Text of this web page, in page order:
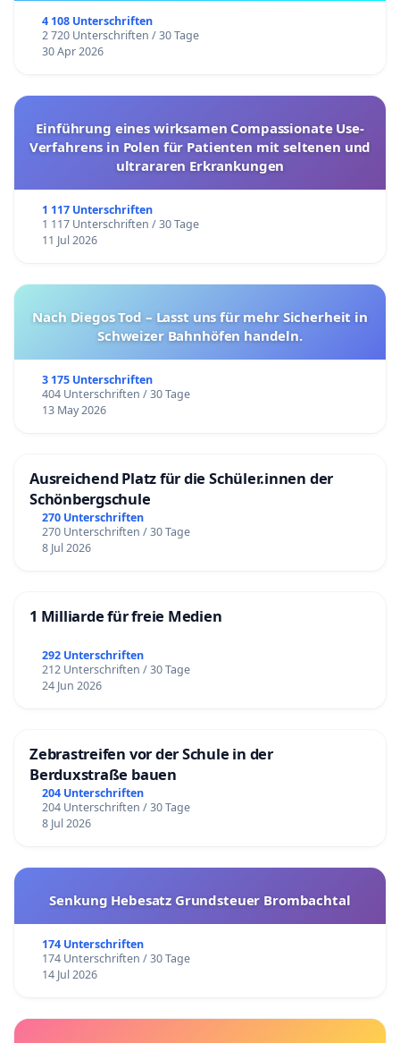
4 108 Unterschriften
2 720 Unterschriften / 30 Tage
30 Apr 2026
Einführung eines wirksamen Compassionate Use-
Verfahrens in Polen für Patienten mit seltenen und
ultrararen Erkrankungen
1 117 Unterschriften
1 117 Unterschriften / 30 Tage
11 Jul 2026
Nach Diegos Tod – Lasst uns für mehr Sicherheit in
Schweizer Bahnhöfen handeln.
3 175 Unterschriften
404 Unterschriften / 30 Tage
13 May 2026
Ausreichend Platz für die Schüler.innen der
Schönbergschule
270 Unterschriften
270 Unterschriften / 30 Tage
8 Jul 2026
1 Milliarde für freie Medien
292 Unterschriften
212 Unterschriften / 30 Tage
24 Jun 2026
Zebrastreifen vor der Schule in der
Berduxstraße bauen
204 Unterschriften
204 Unterschriften / 30 Tage
8 Jul 2026
Senkung Hebesatz Grundsteuer Brombachtal
174 Unterschriften
174 Unterschriften / 30 Tage
14 Jul 2026